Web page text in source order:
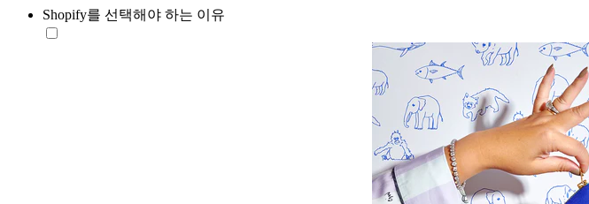
Shopify를 선택해야 하는 이유